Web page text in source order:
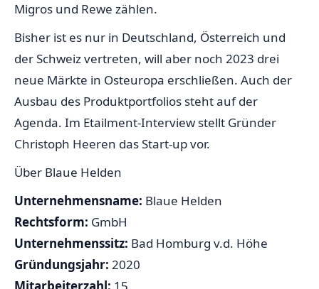
Migros und Rewe zählen.
Bisher ist es nur in Deutschland, Österreich und
der Schweiz vertreten, will aber noch 2023 drei
neue Märkte in Osteuropa erschließen. Auch der
Ausbau des Produktportfolios steht auf der
Agenda. Im Etailment-Interview stellt Gründer
Christoph Heeren das Start-up vor.
Über Blaue Helden
Unternehmensname: Blaue Helden
Rechtsform: GmbH
Unternehmenssitz: Bad Homburg v.d. Höhe
Gründungsjahr: 2020